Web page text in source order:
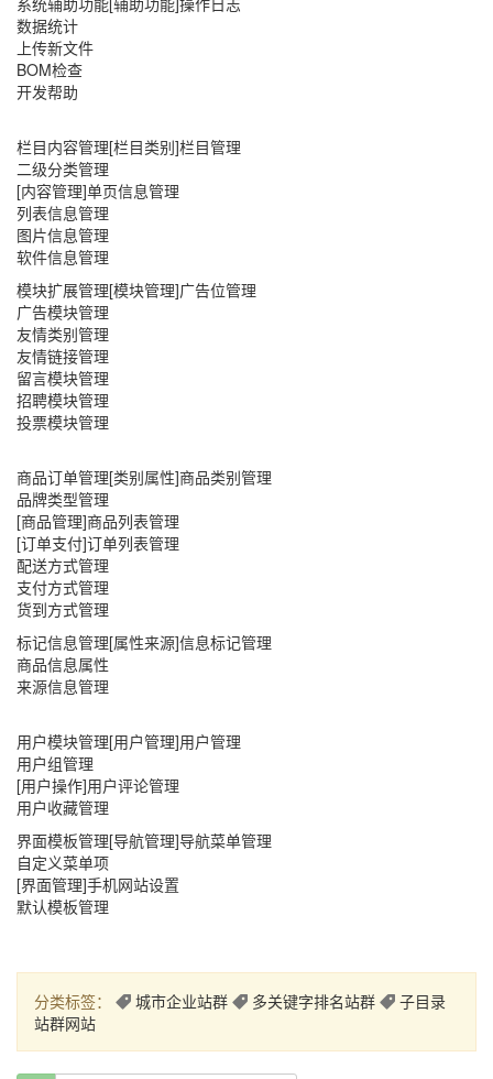
数据统计
上传新文件
BOM检查
开发帮助
栏目内容管理[栏目类别]栏目管理
二级分类管理
[内容管理]单页信息管理
列表信息管理
图片信息管理
软件信息管理
模块扩展管理[模块管理]广告位管理
广告模块管理
友情类别管理
友情链接管理
留言模块管理
招聘模块管理
投票模块管理
商品订单管理[类别属性]商品类别管理
品牌类型管理
[商品管理]商品列表管理
[订单支付]订单列表管理
配送方式管理
支付方式管理
货到方式管理
标记信息管理[属性来源]信息标记管理
商品信息属性
来源信息管理
用户模块管理[用户管理]用户管理
用户组管理
[用户操作]用户评论管理
用户收藏管理
界面模板管理[导航管理]导航菜单管理
自定义菜单项
[界面管理]手机网站设置
默认模板管理
分类标签： 城市企业站群 多关键字排名站群
子目录
站群网站